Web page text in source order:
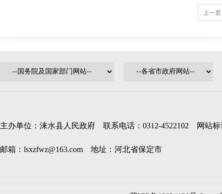
上一页
主办单位：涞水县人民政府 联系电话：0312-4522102 网站标
邮箱：lsxzfwz@163.com 地址：河北省保定市